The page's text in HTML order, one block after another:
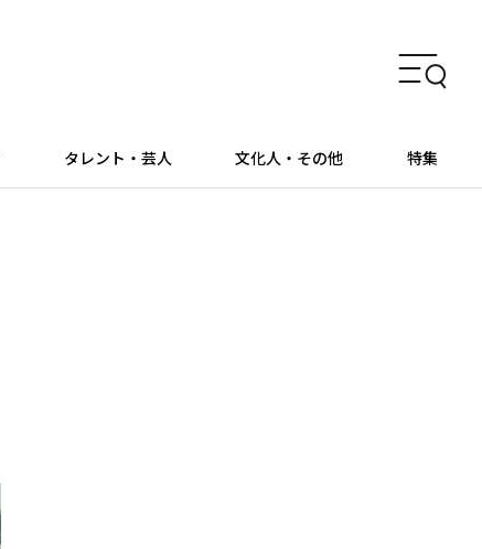
タレント・芸人 文化人・その他 特集